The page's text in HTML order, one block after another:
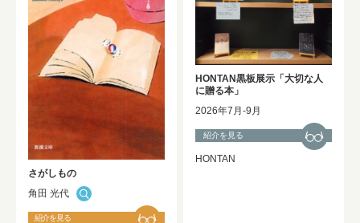
さがしもの
角田 光代
紹介を見る
HONTAN黒板展示「大切な人
に贈る本」
2026年7月-9月
紹介を見る
HONTAN